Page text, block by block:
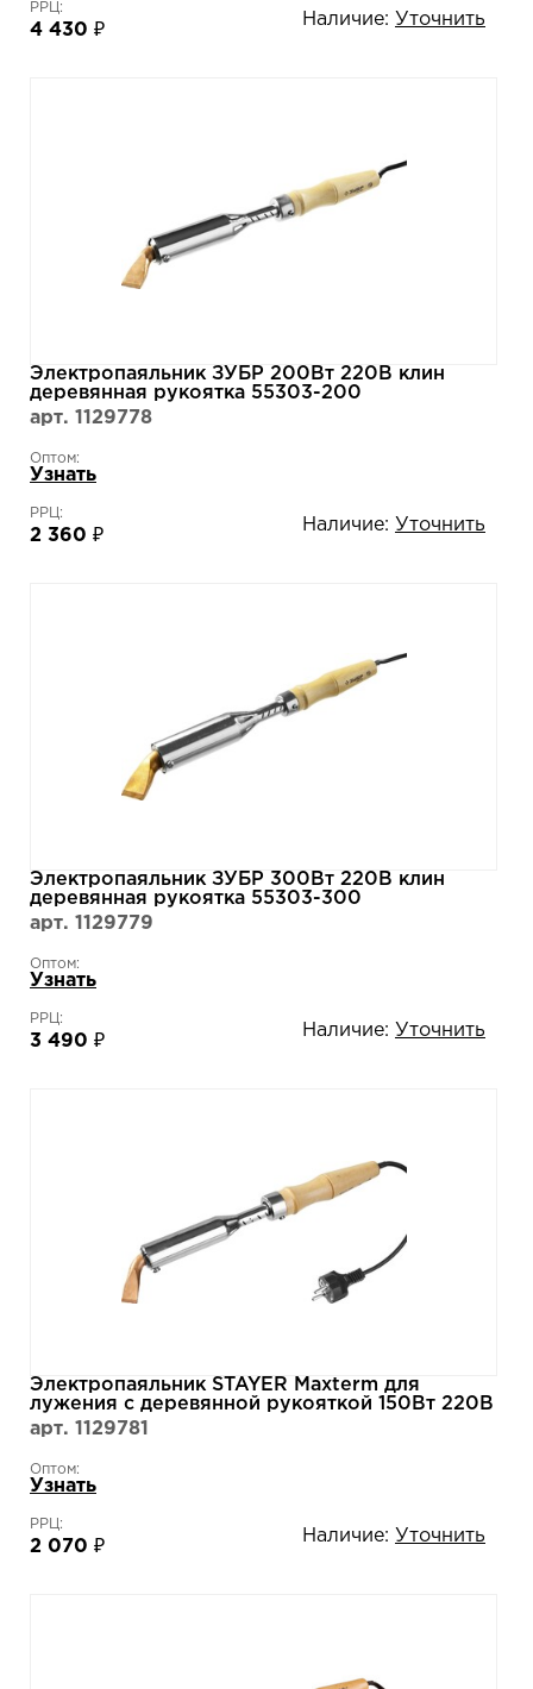
РРЦ:
4 430 ₽
Наличие: Уточнить
Электропаяльник ЗУБР 200Вт 220В клин
деревянная рукоятка 55303-200
арт. 1129778
Оптом:
Узнать
РРЦ:
2 360 ₽
Наличие: Уточнить
Электропаяльник ЗУБР 300Вт 220В клин
деревянная рукоятка 55303-300
арт. 1129779
Оптом:
Узнать
РРЦ:
3 490 ₽
Наличие: Уточнить
Электропаяльник STAYER Maxterm для
лужения с деревянной рукояткой 150Вт 220В
клин 55311-150
арт. 1129781
Оптом:
Узнать
РРЦ:
2 070 ₽
Наличие: Уточнить